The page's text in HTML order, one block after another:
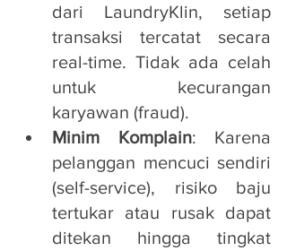
dari LaundryKlin, setiap
transaksi tercatat secara
real-time. Tidak ada celah
untuk kecurangan
karyawan (fraud).
Minim Komplain: Karena
pelanggan mencuci sendiri
(self-service), risiko baju
tertukar atau rusak dapat
ditekan hingga tingkat